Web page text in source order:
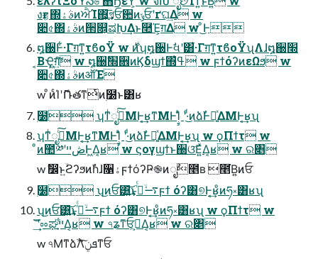
งғؾ΍ࣄۀͷਐΊ΍͕͢͞গਓ਺ͷݸਓʹґଘ͢Δ w
૊৫΍ࣄۀͷ੒௕͕ಷԽ͢Δͱ࿪Έ͕ग़Δ w ͦ͜Ͱ
໘઀Ͱ͋·Γग़ͳ͍τϐοΫ w ࣍ͷʮ໘઀Ͱࣗવʹ͸͋·Γग़ͳ͍τϐοΫʯΛɺ໘઀׭
͔ΒҾ͖ग़͍ͨ͠ w ໘઀׭ࣗ਎ͷϏδϣϯ΍ߟ͑ w ϝϯόʔͷεΩϧ w
૊৫΍ࣄۀͷऑΈ
w ͦͷͨΊʹޮՌతͳͭͷ࣭໰ͱ͸ʁ
࣭໰ ʮͳͥೖࣾͨ͠ΜͰ͔͢ʁͳΜͰࣙΊͣ ʹ·ͩ͜ͷձࣾͰಇ͍ͯΔΜͰ͔͢ʁʯ
ʮͳͥೖࣾͨ͠ΜͰ͔͢ʁͳΜͰࣙΊͣ ʹ·ͩ͜ͷձࣾͰಇ͍ͯΔΜͰ͔͢ʁʯ w ϙΠϯτ w
ͦͷ಺༰ʹڞײͰ͖Δ͔ʁ w ϛογϣϯͱ઀ଓ͞Ε͍ͯΔ͔ʁ w ର৅
w ࣗ෼ͱ͍ۙϩʔϧͷࣾһɺ૑ۀϝϯόʔҎ֎ͷೖࣾ೥ʙ ೥͘Β͍ͷਓ
࣭໰ ʮ͜ͷਓ͸͍͢͝ͱ࠷ۙࢥͬͨϝϯ όʔ͸୭Ͱ͔͢ʁͦͷཧ༝͸ʁʯ
ʮ͜ͷਓ͸͍͢͝ͱ࠷ۙࢥͬͨϝϯ όʔ͸୭Ͱ͔͢ʁͦͷཧ༝͸ʁʯ w ϙΠϯτ w
͢͝͞ʹೲಘײ͕͋Δ͔ʁ w ৭ʑͳਓ͕ڍ͕Δ͔ʁ w ର৅
w ৭ΜͳձࣾΛܦݧͯͦ͠͏ͳਓ